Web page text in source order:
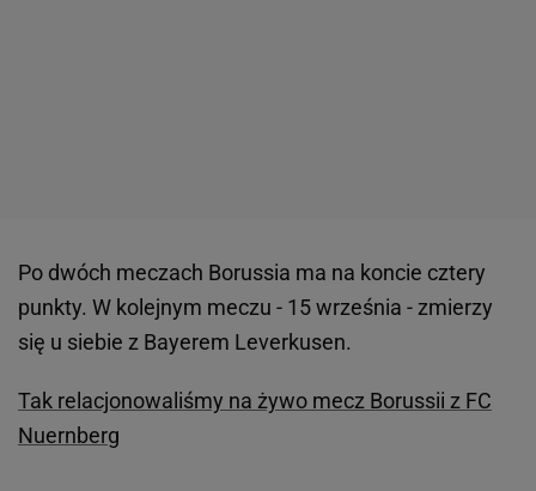
Po dwóch meczach Borussia ma na koncie cztery
punkty. W kolejnym meczu - 15 września - zmierzy
się u siebie z Bayerem Leverkusen.
Tak relacjonowaliśmy na żywo mecz Borussii z FC
Nuernberg